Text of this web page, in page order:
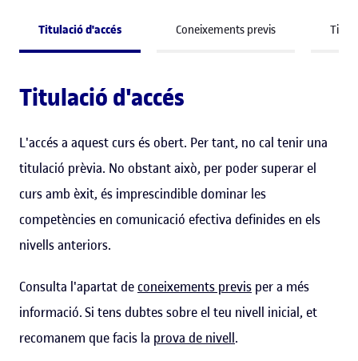
Titulació d'accés Coneixements previs
Titulació d'accés
L'accés a aquest curs és obert. Per tant, no cal tenir una
titulació prèvia. No obstant això, per poder superar el
curs amb èxit, és imprescindible dominar les
competències en comunicació efectiva definides en els
nivells anteriors.
Consulta l'apartat deconeixements previs per a més
informació. Si tens dubtes sobre el teu nivell inicial, et
recomanem que facis la prova de nivell.